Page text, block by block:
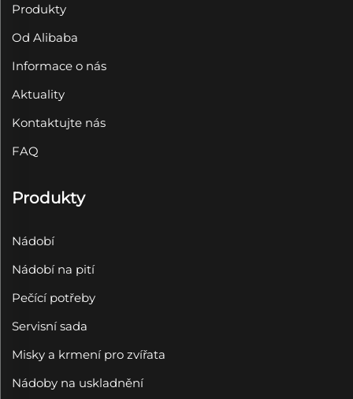
Produkty
Od Alibaba
Informace o nás
Aktuality
Kontaktujte nás
FAQ
Produkty
Nádobí
Nádobí na pití
Pečící potřeby
Servisní sada
Misky a krmení pro zvířata
Nádoby na uskladnění